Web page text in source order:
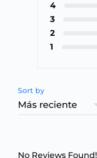
4
3
2
1
Sort by
No Reviews Found!